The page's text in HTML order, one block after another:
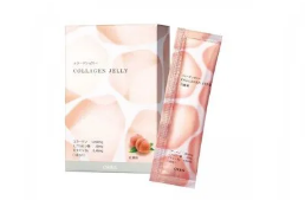
の内側から美しさに磨きをかけたい
方を応援します！
分
を
ポ
る
日
成